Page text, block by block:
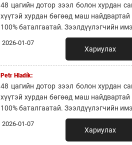
48 цагийн дотор зээл болон хурдан
хүүтэй хурдан бөгөөд маш
100% баталгаатай. Зээлдүүлэгчийн
2026-01-07
Хариулах
Petr Hladík:
48 цагийн дотор зээл болон хурдан
хүүтэй хурдан бөгөөд маш
100% баталгаатай. Зээлдүүлэгчийн
2026-01-07
Хариулах